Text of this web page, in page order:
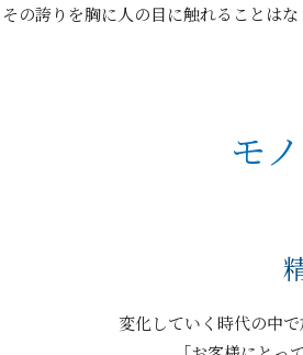
その誇りを胸に人の目に触れることは
モ
変化していく時代の中